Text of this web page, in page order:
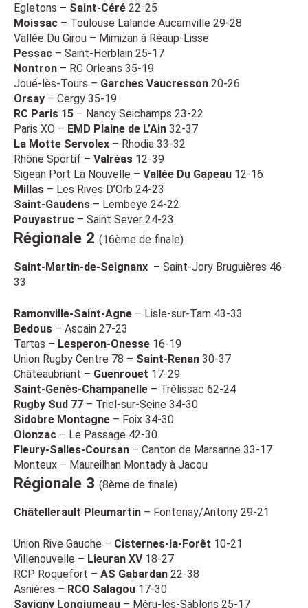
Egletons – Saint-Céré 22-25
Moissac – Toulouse Lalande Aucamville 29-28
Vallée Du Girou – Mimizan à Réaup-Lisse
Pessac – Saint-Herblain 25-17
Nontron – RC Orleans 35-19
Joué-lès-Tours – Garches Vaucresson 20-26
Orsay – Cergy 35-19
RC Paris 15 – Nancy Seichamps 23-22
Paris XO – EMD Plaine de L’Ain 32-37
La Motte Servolex – Rhodia 33-32
Rhône Sportif – Valréas 12-39
Sigean Port La Nouvelle – Vallée Du Gapeau 12-16
Millas – Les Rives D’Orb 24-23
Saint-Gaudens – Lembeye 24-22
Pouyastruc – Saint Sever 24-23
Régionale 2 (16ème de finale)
Saint-Martin-de-Seignanx – Saint-Jory Bruguières 46-
33
Ramonville-Saint-Agne – Lisle-sur-Tarn 43-33
Bedous – Ascain 27-23
Tartas – Lesperon-Onesse 16-19
Union Rugby Centre 78 – Saint-Renan 30-37
Châteaubriant – Guenrouet 17-29
Saint-Genès-Champanelle – Trélissac 62-24
Rugby Sud 77 – Triel-sur-Seine 34-30
Sidobre Montagne – Foix 34-30
Olonzac – Le Passage 42-30
Fleury-Salles-Coursan – Canton de Marsanne 33-17
Monteux – Maureilhan Montady à Jacou
Régionale 3 (8ème de finale)
Châtellerault Pleumartin – Fontenay/Antony 29-21
Union Rive Gauche – Cisternes-la-Forêt 10-21
Villenouvelle – Lieuran XV18-27
RCP Roquefort – AS Gabardan 22-38
Asnières – RCO Salagou 17-30
Savigny Longjumeau – Méru-les-Sablons 25-17